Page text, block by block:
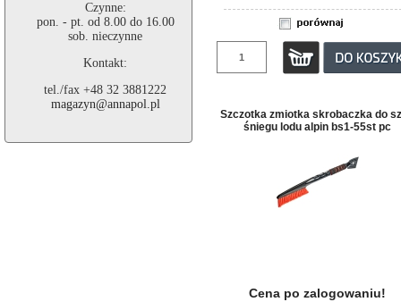
Czynne:
pon. - pt. od 8.00 do 16.00
sob. nieczynne
Kontakt:
tel./fax +48 32 3881222
magazyn@annapol.pl
Szczotka zmiotka skrobaczka do
śniegu lodu alpin bs1-55st pc
Cena po zalogowaniu!